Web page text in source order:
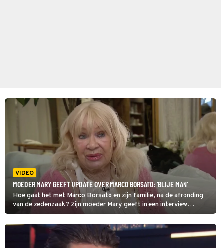
VIDEO
MOEDER MARY GEEFT UPDATE OVER MARCO BORSATO: 'BLIJE MAN'
Hoe gaat het met Marco Borsato en zijn familie, na de afronding
van de zedenzaak? Zijn moeder Mary geeft in een interview
met Shownieuws een update over haar zoon en te kennen dat ze
allemaal 'weer wat meer kunnen ademhalen'.